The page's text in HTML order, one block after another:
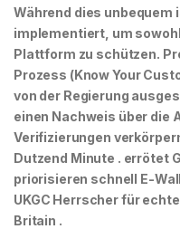
Während dies unbequem
implementiert, um
Plattform zu schützen.
Prozess (Know Your
von der Regierung
einen Nachweis über die
Verifizierungen
Dutzend Minute . errötet
priorisieren schnell E-
UKGC Herrscher für
Britain .